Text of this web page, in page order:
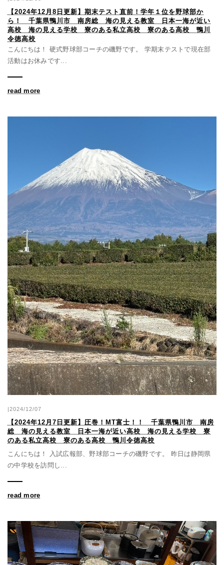
【2024年12月8日更新】期末テスト直前！学年１位を野球部か
ら！ 千葉県鴨川市 南房総 海の見える教室 日本一海が近い
高校 海の見える学校 寮のある私立高校 寮のある高校 鴨川
令徳高校
こんにちは！ 硬式野球部コーチの磯野です。 学期末テストで現在部
活動はお休みです...
read more
|2024/12/07
【2024年12月7日更新】圧巻！MT富士！！ 千葉県鴨川市 南房
総 海の見える教室 日本一海が近い高校 海の見える学校 寮
のある私立高校 寮のある高校 鴨川令徳高校
こんにちは！ 入試広報部、野球部コーチの磯野です。 昨日は静岡県
の中学校を訪問し...
read more